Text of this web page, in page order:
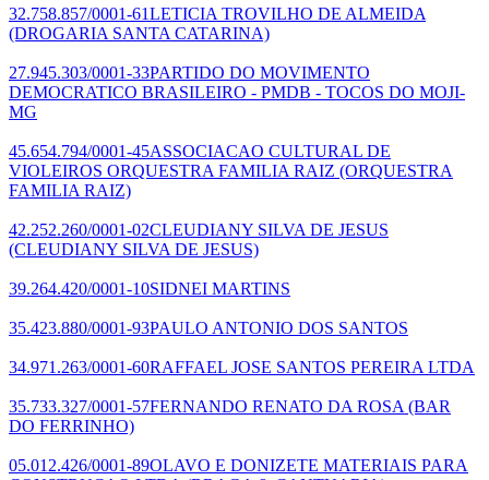
32.758.857/0001-61LETICIA TROVILHO DE ALMEIDA
(DROGARIA SANTA CATARINA)
27.945.303/0001-33PARTIDO DO MOVIMENTO
DEMOCRATICO BRASILEIRO - PMDB - TOCOS DO MOJI-
MG
45.654.794/0001-45ASSOCIACAO CULTURAL DE
VIOLEIROS ORQUESTRA FAMILIA RAIZ (ORQUESTRA
FAMILIA RAIZ)
42.252.260/0001-02CLEUDIANY SILVA DE JESUS
(CLEUDIANY SILVA DE JESUS)
39.264.420/0001-10SIDNEI MARTINS
35.423.880/0001-93PAULO ANTONIO DOS SANTOS
34.971.263/0001-60RAFFAEL JOSE SANTOS PEREIRA LTDA
35.733.327/0001-57FERNANDO RENATO DA ROSA (BAR
DO FERRINHO)
05.012.426/0001-89OLAVO E DONIZETE MATERIAIS PARA